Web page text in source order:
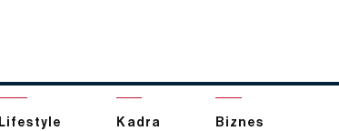
Lifestyle Kadra Biznes